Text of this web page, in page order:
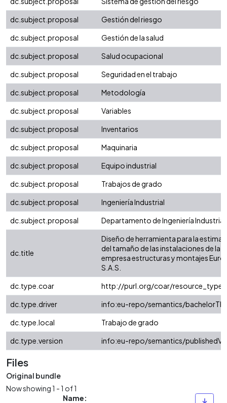
dc.subject.proposal
Gestión del riesgo
dc.subject.proposal
Gestión de la salud
dc.subject.proposal
Salud ocupacional
dc.subject.proposal
Seguridad en el trabajo
dc.subject.proposal
Metodología
dc.subject.proposal
Variables
dc.subject.proposal
Inventarios
dc.subject.proposal
Maquinaria
dc.subject.proposal
Equipo industrial
dc.subject.proposal
Trabajos de grado
dc.subject.proposal
Ingeniería Industrial
dc.subject.proposal
Departamento de Ingeniería Industrial
dc.title
Diseño de herramienta para la
del tamaño de las instalaciones de la
empresa estructuras y montajes
S.A.S.
dc.type.coar
http://purl.org/coar/resource_type/
dc.type.driver
info:eu-repo/semantics/
dc.type.local
Trabajo de grado
dc.type.version
info:eu-repo/semantics/
Files
Original bundle
Now showing1 - 1 of 1
Name: